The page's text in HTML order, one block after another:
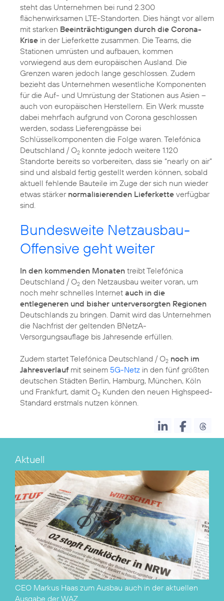
steht das Unternehmen bei rund 2.300
flächenwirksamen LTE-Standorten. Dies hängt vor allem
mit starken Beeinträchtigungen durch die Corona-
Krise in der Lieferkette zusammen. Die Teams, die
Stationen umrüsten und aufbauen, kommen
vorwiegend aus dem europäischen Ausland. Die
Grenzen waren jedoch lange geschlossen. Zudem
bezieht das Unternehmen wesentliche Komponenten
für die Auf- und Umrüstung der Stationen aus Asien –
auch von europäischen Herstellern. Ein Werk musste
dabei mehrfach aufgrund von Corona geschlossen
werden, sodass Lieferengpässe bei
Schlüsselkomponenten die Folge waren. Telefónica
Deutschland / O2 konnte jedoch weitere 1.120
Standorte bereits so vorbereiten, dass sie “nearly on air”
sind und alsbald fertig gestellt werden können, sobald
aktuell fehlende Bauteile im Zuge der sich nun wieder
etwas stärker normalisierenden Lieferkette verfügbar
sind.
Bundesweite Netzausbau-
Offensive geht weiter
In den kommenden Monaten treibt Telefónica
Deutschland / O2 den Netzausbau weiter voran, um
noch mehr schnelles Internet auch in die
entlegeneren und bisher unterversorgten Regionen
Deutschlands zu bringen. Damit wird das Unternehmen
die Nachfrist der geltenden BNetzA-
Versorgungsauflage bis Jahresende erfüllen.
Zudem startet Telefónica Deutschland / O2 noch im
Jahresverlauf mit seinem 5G-Netz in den fünf größten
deutschen Städten Berlin, Hamburg, München, Köln
und Frankfurt, damit O2 Kunden den neuen Highspeed-
Standard erstmals nutzen können.
Aktuell
CEO Markus Haas zum Ausbau auch in der aktuellen
Ausgabe der WAZ.